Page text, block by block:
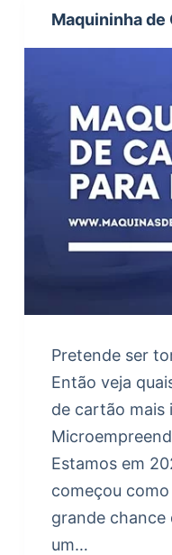
Maquininha de
Pretende ser
Então veja
de cartão mais
Estamos em
começou
grande
um…